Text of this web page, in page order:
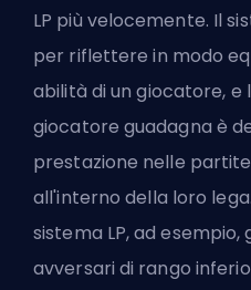
LP più velocemente. Il
per riflettere in modo
abilità di un giocatore, e
giocatore guadagna è
prestazione nelle
all'interno della loro
sistema LP, ad
avversari di rango